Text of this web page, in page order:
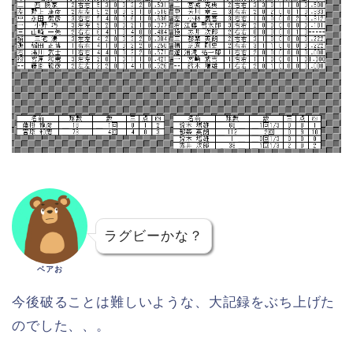
ベアお
ラグビーかな？
今後破ることは難しいような、大記録をぶち上げた
のでした、、。